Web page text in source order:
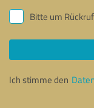
Bitte um Rückruf
Ich stimme den